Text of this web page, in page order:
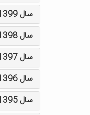
سال 1399 (81)
سال 1398 (155)
سال 1397 (130)
سال 1396 (176)
سال 1395 (157)